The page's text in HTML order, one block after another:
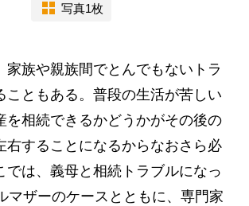
写真1枚
族や親族間でとんでもないトラ
こともある。普段の生活が苦しい
を相続できるかどうかがその後の
右することになるからなおさら必
では、義母と相続トラブルになっ
マザーのケースとともに、専門家